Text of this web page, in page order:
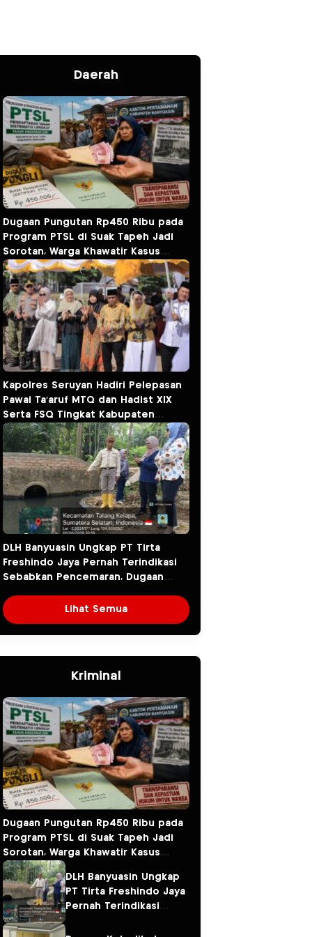
Daerah
Dugaan Pungutan Rp450 Ribu pada
Program PTSL di Suak Tapeh Jadi
Sorotan, Warga Khawatir Kasus
Sembawa Terulang
Kapolres Seruyan Hadiri Pelepasan
Pawai Ta’aruf MTQ dan Hadist XlX
Serta FSQ Tingkat Kabupaten
Seruyan Tahun 2026.
DLH Banyuasin Ungkap PT Tirta
Freshindo Jaya Pernah Terindikasi
Sebabkan Pencemaran, Dugaan
Lihat Semua
Kriminal
Dugaan Pungutan Rp450 Ribu pada
Program PTSL di Suak Tapeh Jadi
Sorotan, Warga Khawatir Kasus
Sembawa Terulang
DLH Banyuasin Ungkap
PT Tirta Freshindo Jaya
Pernah Terindikasi